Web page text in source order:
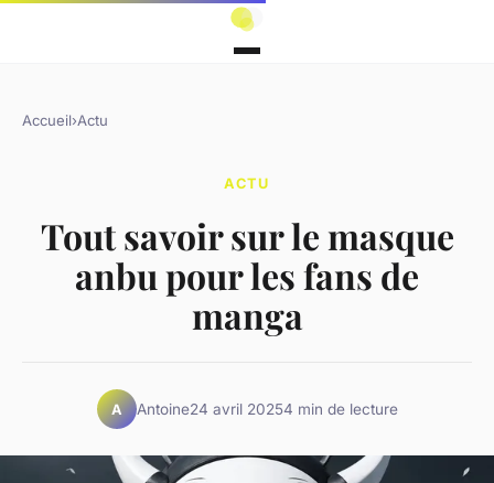
Accueil›Actu
ACTU
Tout savoir sur le masque
anbu pour les fans de
manga
A Antoine24 avril 20254 min de lecture